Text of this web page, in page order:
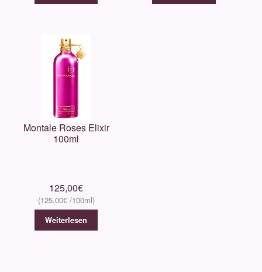
Montale Roses Elixir
100ml
125,00€
125,00€
Weiterlesen